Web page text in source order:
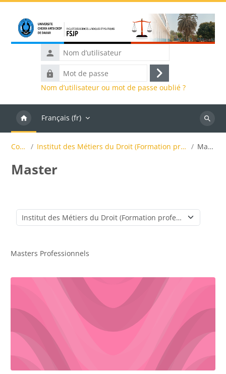
Nom
d’utilisateur
Mot
de
Connexion
Nom d’utilisateur ou mot de passe oublié ?
Français ‎(fr)‎
cours
Cours Institut des Métiers du Droit (Formation professionnelle) Master
Master
Catégories de cours
Masters Professionnels